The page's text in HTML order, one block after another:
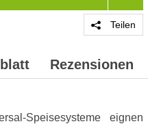
Teilen
Rezensionen
Speisesysteme eignen